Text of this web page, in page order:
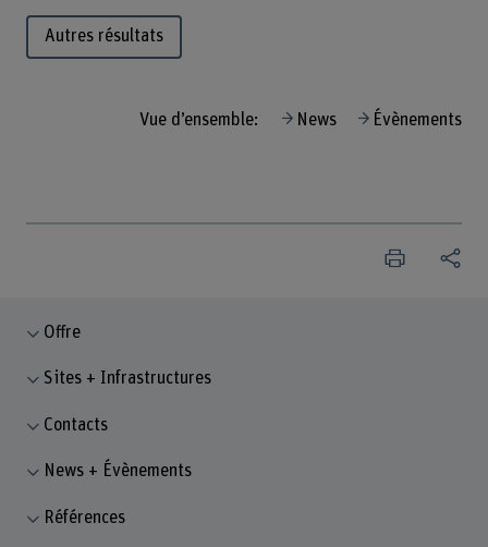
Autres résultats
Vue d’ensemble: News Évènements
Offre
Sites + Infrastructures
Contacts
News + Évènements
Références